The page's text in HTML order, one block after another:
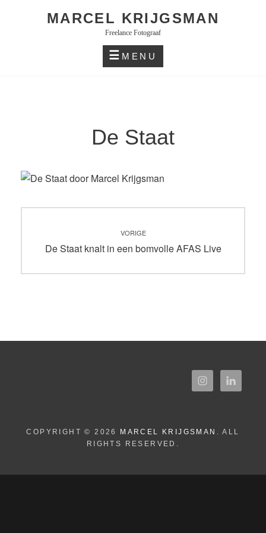
MARCEL KRIJGSMAN
Freelance Fotograaf
MENU
De Staat
navigatie
VORIGE
Vorig
De Staat knalt in een bomvolle AFAS Live
COPYRIGHT © 2026 MARCEL KRIJGSMAN . ALL
RIGHTS RESERVED.